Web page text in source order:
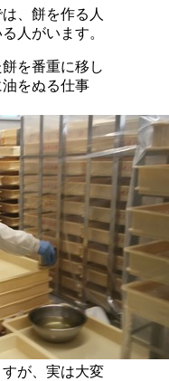
、餅を作る人
人がいます。
を番重に移し
をぬる仕事
が、実は大変